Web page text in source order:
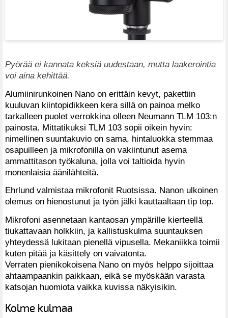
Pyörää ei kannata keksiä uudestaan, mutta laakerointia
voi aina kehittää.
Alumiinirunkoinen Nano on erittäin kevyt, pakettiin
kuuluvan kiintopidikkeen kera sillä on painoa melko
tarkalleen puolet verrokkina olleen Neumann TLM 103:n
painosta. Mittatikuksi TLM 103 sopii oikein hyvin:
nimellinen suuntakuvio on sama, hintaluokka stemmaa
osapuilleen ja mikrofonilla on vakiintunut asema
ammattitason työkaluna, jolla voi taltioida hyvin
monenlaisia äänilähteitä.
Ehrlund valmistaa mikrofonit Ruotsissa. Nanon ulkoinen
olemus on hienostunut ja työn jälki kauttaaltaan tip top.
Mikrofoni asennetaan kantaosan ympärille kierteellä
tiukattavaan holkkiin, ja kallistuskulma suuntauksen
yhteydessä lukitaan pienellä vipusella. Mekaniikka toimii
kuten pitää ja käsittely on vaivatonta.
Verraten pienikokoisena Nano on myös helppo sijoittaa
ahtaampaankin paikkaan, eikä se myöskään varasta
katsojan huomiota vaikka kuvissa näkyisikin.
Kolme kulmaa